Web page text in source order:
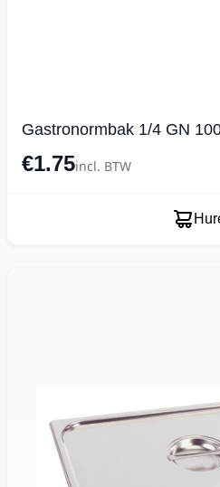
Gastronormbak 1/4 GN
€1.75incl. BTW